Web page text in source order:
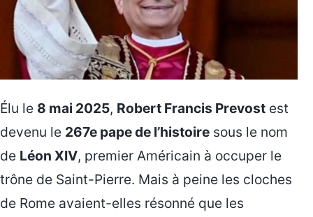
Élu le 8 mai 2025, Robert Francis Prevost est
devenu le 267e pape de l’histoire sous le nom
de Léon XIV, premier Américain à occuper le
trône de Saint-Pierre. Mais à peine les cloches
de Rome avaient-elles résonné que les